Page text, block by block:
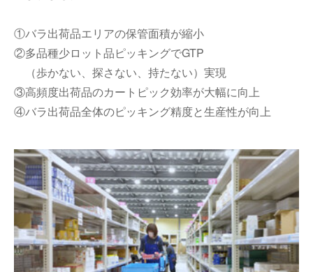
①バラ出荷品エリアの保管面積が縮小
②多品種少ロット品ピッキングでGTP
（歩かない、探さない、持たない）実現
③高頻度出荷品のカートピック効率が大幅に向上
④バラ出荷品全体のピッキング精度と生産性が向上